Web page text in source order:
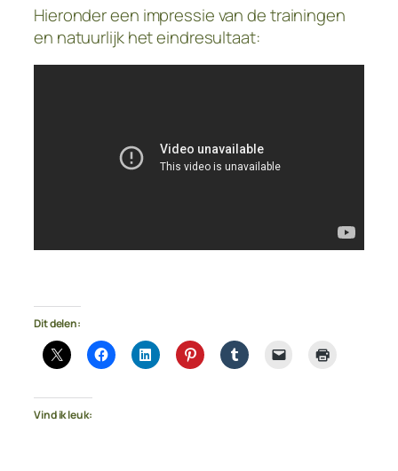
Hieronder een impressie van de trainingen
en natuurlijk het eindresultaat:
Dit delen:
Vind ik leuk: